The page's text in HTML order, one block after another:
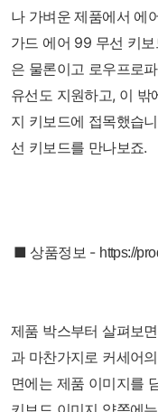
나 가벼운 제품에서 에
가드 에어 99 무선 키
은 물론이고 로우프로
유선도 지원하고, 이
지 키보드에 접목했습
선 키보드를 만나보죠.
■ 상품정보 - https://
제품 박스부터 살펴보
과 마찬가지로 커세어
면에는 제품 이미지를